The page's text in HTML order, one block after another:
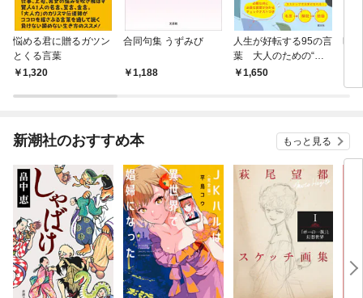
悩める君に贈るガツン
とくる言葉
1,320
合同句集 うずみび
1,188
人生が好転する95の言
葉 大人のための“名
言ケア”
1,650
新潮社のおすすめ本 もっと見る